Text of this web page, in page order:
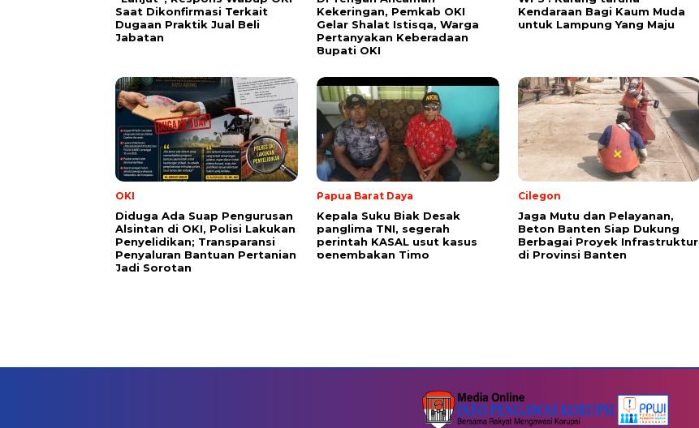
Saat Dikonfirmasi Terkait
Dugaan Praktik Jual Beli
Jabatan
Kekeringan, Pemkab OKI
Gelar Shalat Istisqa, Warga
Pertanyakan Keberadaan
Bupati OKI
Kendaraan Bagi Kaum Muda
untuk Lampung Yang Maju
OKI
Diduga Ada Suap Pengurusan
Alsintan di OKI, Polisi Lakukan
Penyelidikan; Transparansi
Penyaluran Bantuan Pertanian
Jadi Sorotan
Papua Barat Daya
Kepala Suku Biak Desak
panglima TNI, segerah
perintah KASAL usut kasus
penembakan Timo
Cilegon
Jaga Mutu dan Pelayanan,
Beton Banten Siap Dukung
Berbagai Proyek Infrastruktur
di Provinsi Banten